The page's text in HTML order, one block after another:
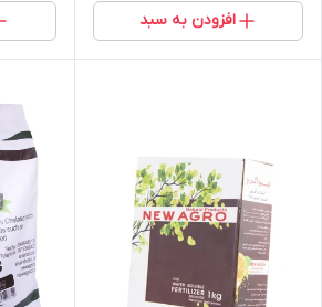
افزودن به سبد